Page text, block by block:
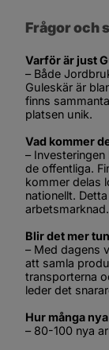
Frågor och
Varför är just
– Både
Guleskär är
finns sammanta
platsen unik.
Vad kommer
–
de offentliga.
kommer delas
nationellt.
arbetsmarknad.
Blir det mer
– Med dagens
att samla
transporterna
leder det
Hur många
– 80-100 nya